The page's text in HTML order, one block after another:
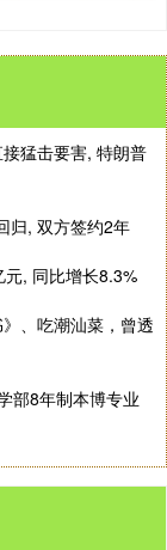
猛击要害, 特朗普
归, 双方签约2年
, 同比增长8.3%
、吃潮汕菜，曾透
部8年制本博专业